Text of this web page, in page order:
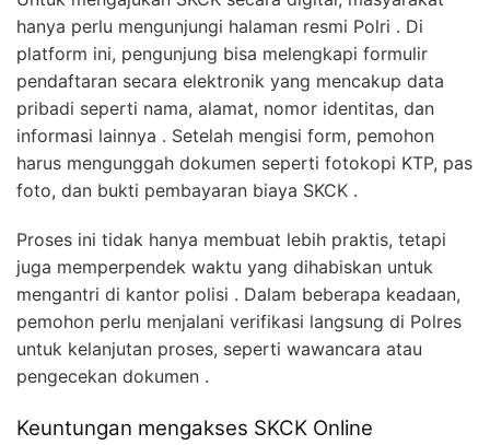
hanya perlu mengunjungi halaman resmi Polri . Di
platform ini, pengunjung bisa melengkapi formulir
pendaftaran secara elektronik yang mencakup data
pribadi seperti nama, alamat, nomor identitas, dan
informasi lainnya . Setelah mengisi form, pemohon
harus mengunggah dokumen seperti fotokopi KTP, pas
foto, dan bukti pembayaran biaya SKCK .
Proses ini tidak hanya membuat lebih praktis, tetapi
juga memperpendek waktu yang dihabiskan untuk
mengantri di kantor polisi . Dalam beberapa keadaan,
pemohon perlu menjalani verifikasi langsung di Polres
untuk kelanjutan proses, seperti wawancara atau
pengecekan dokumen .
Keuntungan mengakses SKCK Online